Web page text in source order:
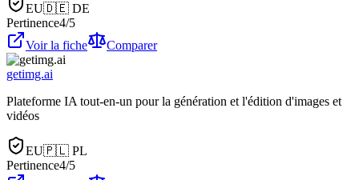
EU🇩🇪 DE
Pertinence4/5
Voir la fiche
Comparer
getimg.ai
Plateforme IA tout-en-un pour la génération et l'édition d'images et
vidéos
EU🇵🇱 PL
Pertinence4/5